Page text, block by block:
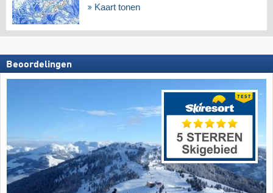
Kaart tonen
Beoordelingen